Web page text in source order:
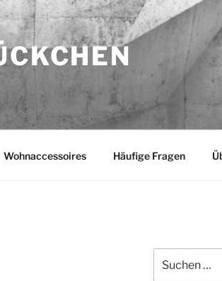
Wohnaccessoires Häufige Fragen
nach: